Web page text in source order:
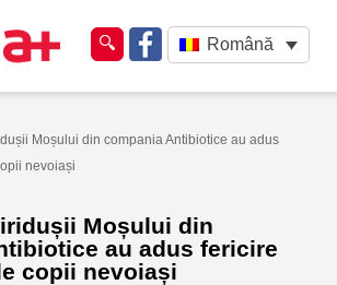
Română
Moșului din compania Antibiotice au adus
nevoiași
Moșului din
au adus fericire
copii nevoiași